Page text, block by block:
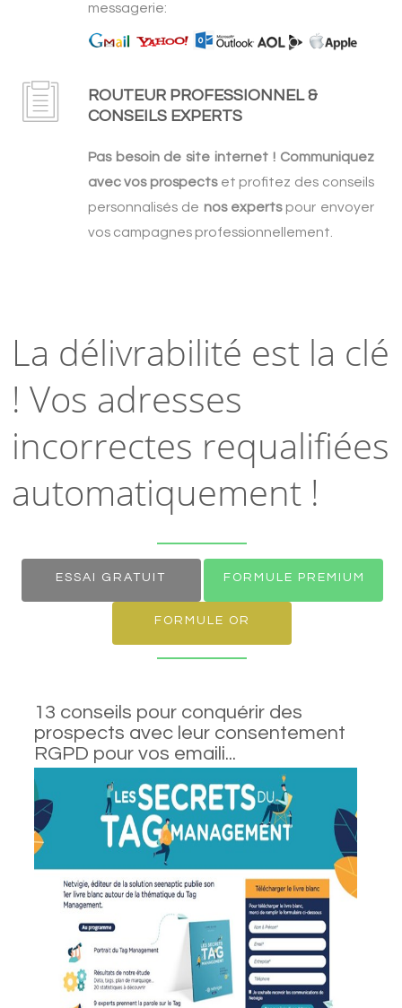
messagerie:
ROUTEUR PROFESSIONNEL &
CONSEILS EXPERTS
Pas besoin de site internet ! Communiquez
avec vos prospectset profitez des conseils
personnalisés de nos expertspour envoyer
vos campagnes professionnellement.
La délivrabilité est la clé
! Vos adresses
incorrectes requalifiées
automatiquement !
ESSAI GRATUIT FORMULE PREMIUM
FORMULE OR
13 conseils pour conquérir des
prospects avec leur consentement
RGPD pour vos emaili...